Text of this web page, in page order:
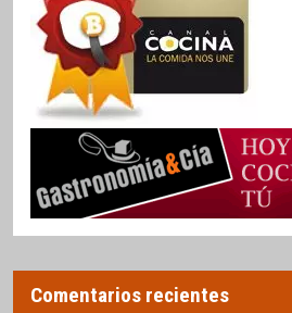
Comentarios recientes